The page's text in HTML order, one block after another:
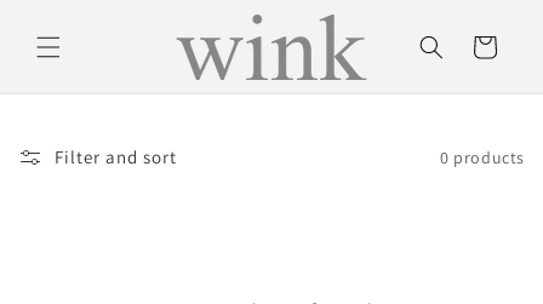
content
Cart
Filter and sort 0 products